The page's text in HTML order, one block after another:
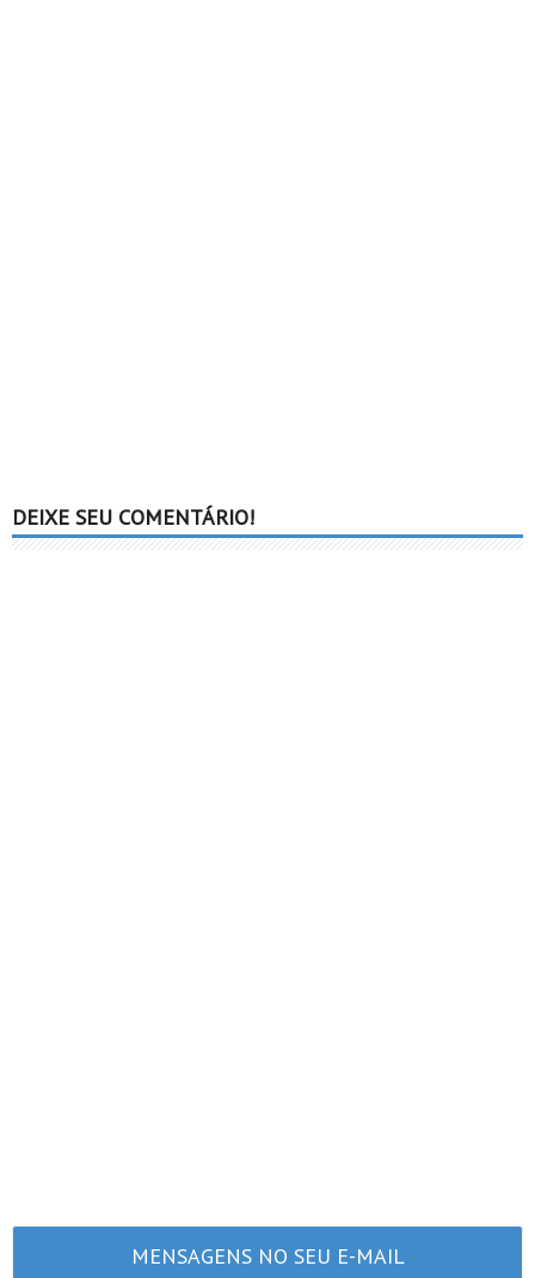
DEIXE SEU COMENTÁRIO!
MENSAGENS NO SEU E-MAIL